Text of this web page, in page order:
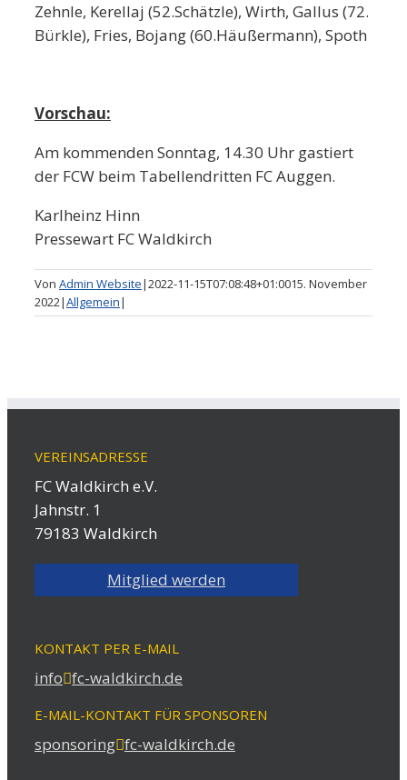
Zehnle, Kerellaj (52.Schätzle), Wirth, Gallus (72.
Bürkle), Fries, Bojang (60.Häußermann), Spoth
Vorschau:
Am kommenden Sonntag, 14.30 Uhr gastiert
der FCW beim Tabellendritten FC Auggen.
Karlheinz Hinn
Pressewart FC Waldkirch
Von Admin Website|2022-11-15T07:08:48+01:0015. November
2022|Allgemein|
VEREINSADRESSE
FC Waldkirch e.V.
Jahnstr. 1
79183 Waldkirch
Mitglied werden
KONTAKT PER E-MAIL
info fc-waldkirch.de
E-MAIL-KONTAKT FÜR SPONSOREN
sponsoring fc-waldkirch.de